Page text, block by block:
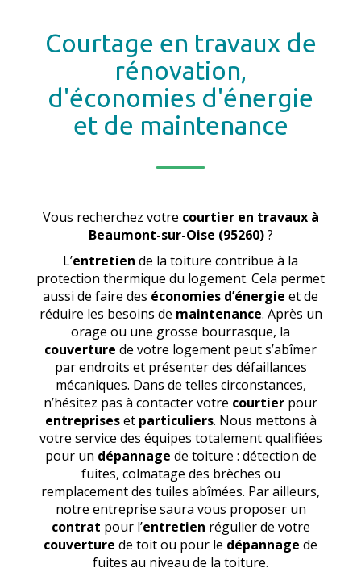
Courtage en travaux de
rénovation,
d'économies d'énergie
et de maintenance
Vous recherchez votre courtier en travaux à
Beaumont-sur-Oise (95260) ?
L’entretien de la toiture contribue à la
protection thermique du logement. Cela permet
aussi de faire des économies d’énergie et de
réduire les besoins de maintenance. Après un
orage ou une grosse bourrasque, la
couverture de votre logement peut s’abîmer
par endroits et présenter des défaillances
mécaniques. Dans de telles circonstances,
n’hésitez pas à contacter votre courtier pour
entrepriseset particuliers. Nous mettons à
votre service des équipes totalement qualifiées
pour un dépannage de toiture : détection de
fuites, colmatage des brèches ou
remplacement des tuiles abîmées. Par ailleurs,
notre entreprise saura vous proposer un
contrat pour l’entretien régulier de votre
couverture de toit ou pour le dépannage de
fuites au niveau de la toiture.